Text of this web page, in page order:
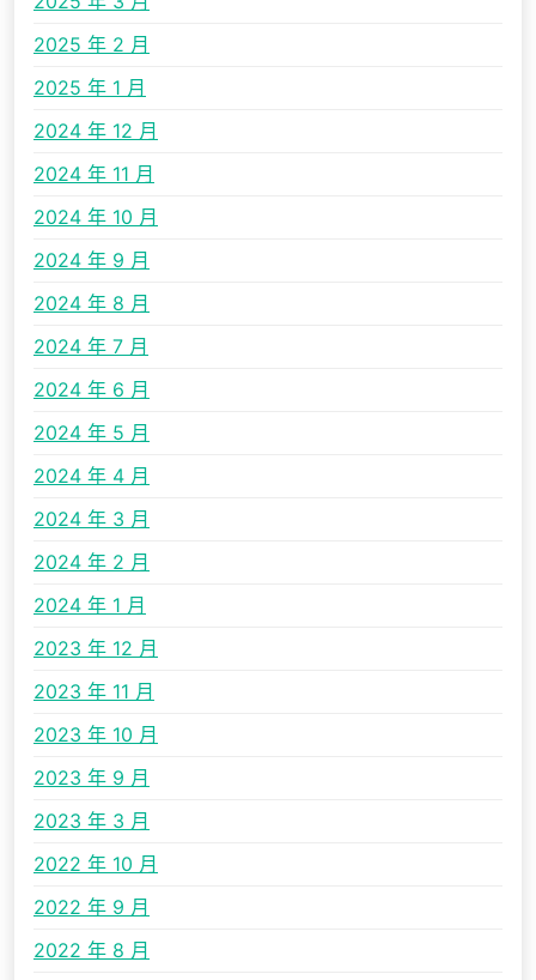
2025 年 2 月
2025 年 1 月
2024 年 12 月
2024 年 11 月
2024 年 10 月
2024 年 9 月
2024 年 8 月
2024 年 7 月
2024 年 6 月
2024 年 5 月
2024 年 4 月
2024 年 3 月
2024 年 2 月
2024 年 1 月
2023 年 12 月
2023 年 11 月
2023 年 10 月
2023 年 9 月
2023 年 3 月
2022 年 10 月
2022 年 9 月
2022 年 8 月